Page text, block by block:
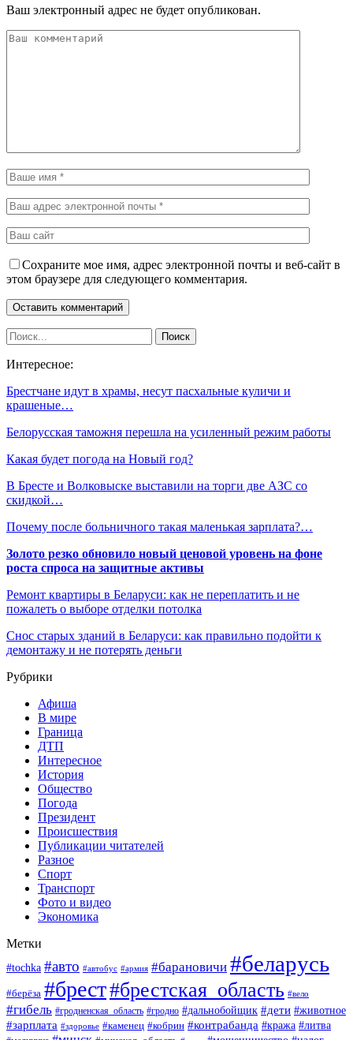
Ваш электронный адрес не будет опубликован.
Сохраните мое имя, адрес электронной почты и веб-сайт в
этом браузере для следующего комментария.
Интересное:
Брестчане идут в храмы, несут пасхальные куличи и
крашеные…
Белорусская таможня перешла на усиленный режим работы
Какая будет погода на Новый год?
В Бресте и Волковыске выставили на торги две АЗС со
скидкой…
Почему после больничного такая маленькая зарплата?…
Золото резко обновило новый ценовой уровень на фоне
роста спроса на защитные активы
Ремонт квартиры в Беларуси: как не переплатить и не
пожалеть о выборе отделки потолка
Снос старых зданий в Беларуси: как правильно подойти к
демонтажу и не потерять деньги
Рубрики
Афиша
В мире
Граница
ДТП
Интересное
История
Общество
Погода
Президент
Происшествия
Публикации читателей
Разное
Спорт
Транспорт
Фото и видео
Экономика
Метки
#tochka #авто #автобус #армия #барановичи #беларусь
#берёза #брест#брестская_область #вело
#гибель #гродненская_область #гродно #дальнобойщик #дети #животное
#зарплата #здоровье #каменец #кобрин #контрабанда #кража #литва